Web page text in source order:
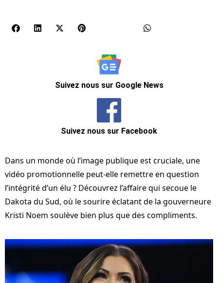
Suivez nous sur Google News
Suivez nous sur Facebook
Dans un monde où l’image publique est cruciale, une
vidéo promotionnelle peut-elle remettre en question
l’intégrité d’un élu ? Découvrez l’affaire qui secoue le
Dakota du Sud, où le sourire éclatant de la gouverneure
Kristi Noem soulève bien plus que des compliments.